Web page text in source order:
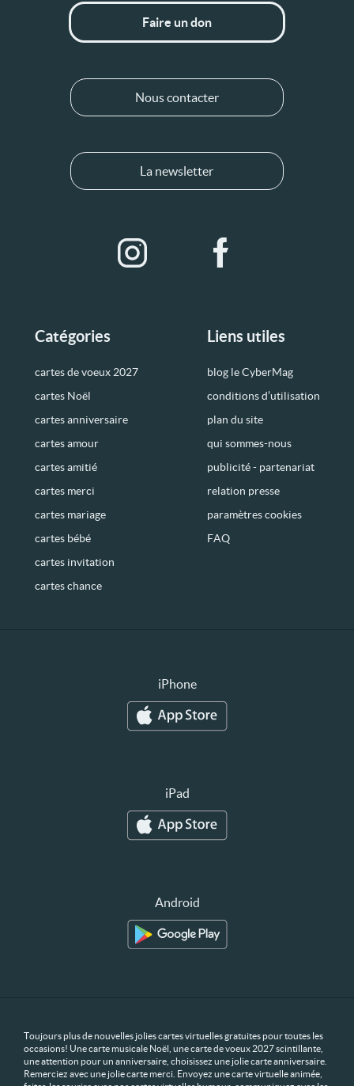
Catégories
cartes de voeux 2027
cartes Noël
cartes anniversaire
cartes amour
cartes amitié
cartes merci
cartes mariage
cartes bébé
cartes invitation
cartes chance
Liens utiles
blog le CyberMag
conditions d’utilisation
plan du site
qui sommes-nous
publicité - partenariat
relation presse
paramètres cookies
FAQ
Faire un don
Nous contacter
La newsletter
iPhone
iPad
Android
Toujours plus de nouvelles jolies cartes virtuelles gratuites pour toutes les
occasions! Une carte musicale Noël, une carte de voeux 2027 scintillante,
une attention pour un anniversaire, choisissez une jolie carte anniversaire.
Remerciez avec une jolie carte merci. Envoyez une carte virtuelle animée,